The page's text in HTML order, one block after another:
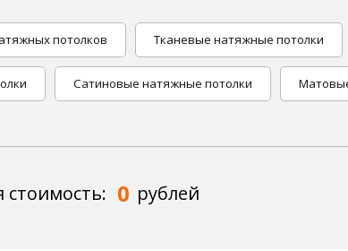
потолков Тканевые натяжные потолки
Сатиновые натяжные потолки
0 рублей